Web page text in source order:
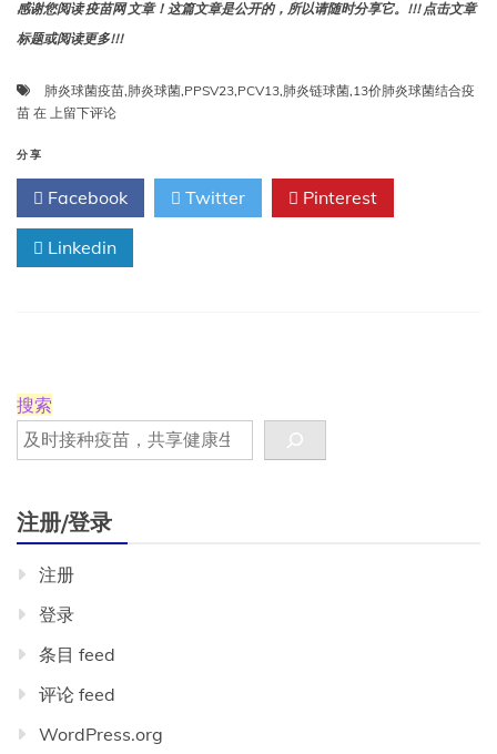
感谢您阅读 疫苗网 文章！这篇文章是公开的，所以请随时分享它。!!! 点击文章
标题或阅读更多!!!
肺炎球菌疫苗,肺炎球菌,PPSV23,PCV13,肺炎链球菌,13价肺炎球菌结合疫
苗 在 第
章：
肺
炎
球
菌
上留下评论
分享
Facebook Twitter Pinterest
Linkedin
搜索
注册/登录
注册
登录
条目 feed
评论 feed
WordPress.org